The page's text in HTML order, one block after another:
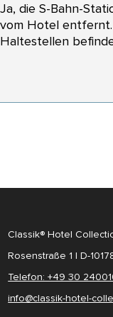
Ja, die S-Bahn-
vom Hotel entfernt.
Haltestellen
Classik® Hotel
Rosenstraße 1 | D-
Telefon: +49 30
info@classik-hotel-